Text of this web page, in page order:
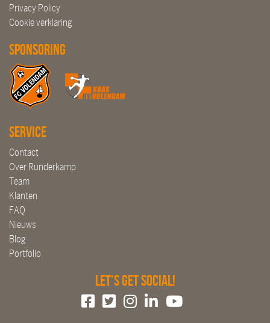
Privacy Policy
Cookie verklaring
Sponsoring
Service
Contact
Over Runderkamp
Team
Klanten
FAQ
Nieuws
Blog
Portfolio
Let's get social!